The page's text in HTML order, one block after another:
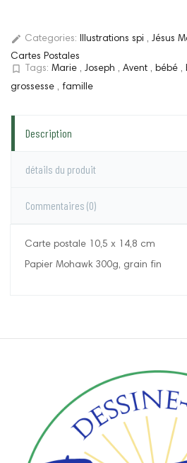
edit Categories: Illustrations spi , Jésus
Cartes Postales
bookmark_border Tags: Marie , Joseph , Avent , bébé ,
grossesse , famille
Description
détails du produit
Commentaires (0)
Carte postale 10,5 x 14,8 cm
Papier Mohawk 300g, grain fin